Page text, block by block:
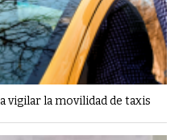
vigilar la movilidad de taxis